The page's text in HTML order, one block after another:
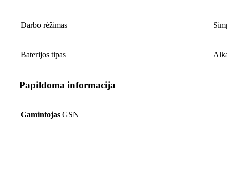
Darbo rėžimas
Baterijos tipas
Papildoma informacija
Gamintojas GSN